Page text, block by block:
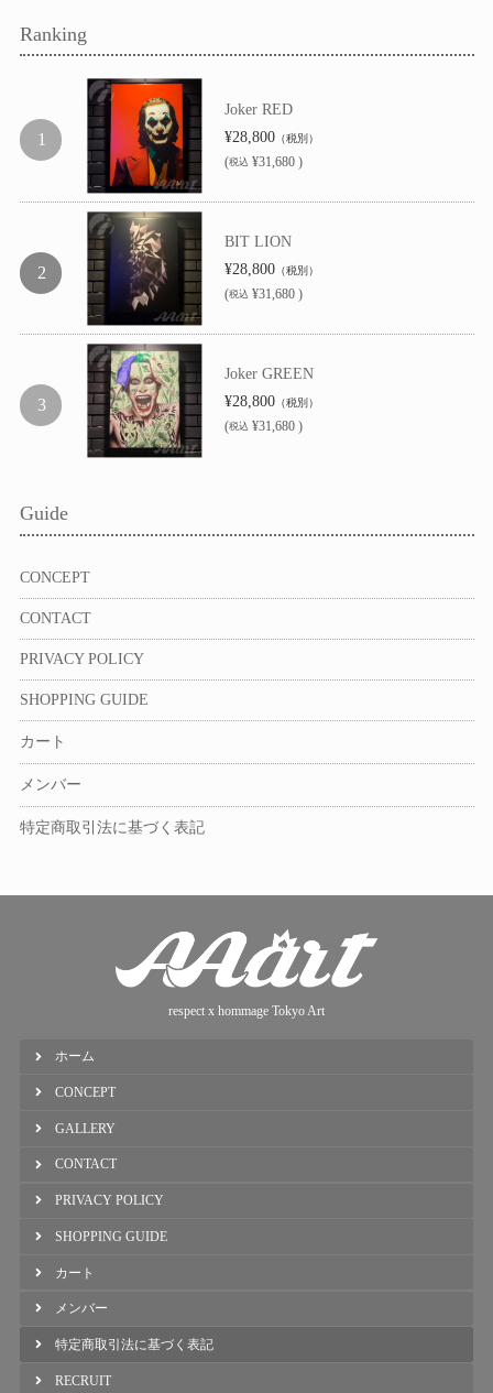
Ranking
Joker RED
¥28,800（税別）
(税込 ¥31,680 )
BIT LION
¥28,800（税別）
(税込 ¥31,680 )
Joker GREEN
¥28,800（税別）
(税込 ¥31,680 )
Guide
CONCEPT
CONTACT
PRIVACY POLICY
SHOPPING GUIDE
カート
メンバー
特定商取引法に基づく表記
respect x hommage Tokyo Art
ホーム
CONCEPT
GALLERY
CONTACT
PRIVACY POLICY
SHOPPING GUIDE
カート
メンバー
特定商取引法に基づく表記
RECRUIT